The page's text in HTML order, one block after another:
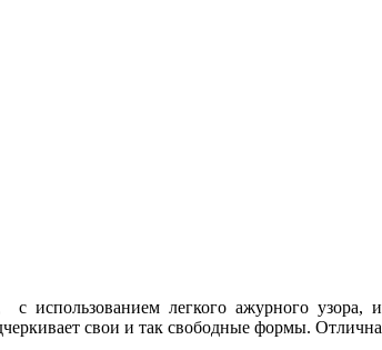
использованием легкого ажурного узора,
свои и так свободные формы.